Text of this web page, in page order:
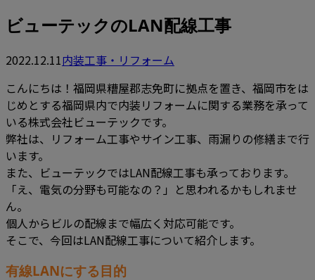
ビューテックのLAN配線工事
2022.12.11内装工事・リフォーム
こんにちは！福岡県糟屋郡志免町に拠点を置き、福岡市をは
じめとする福岡県内で内装リフォームに関する業務を承って
いる株式会社ビューテックです。
弊社は、リフォーム工事やサイン工事、雨漏りの修繕まで行
います。
また、ビューテックではLAN配線工事も承っております。
「え、電気の分野も可能なの？」と思われるかもしれませ
ん。
個人からビルの配線まで幅広く対応可能です。
そこで、今回はLAN配線工事について紹介します。
有線LANにする目的